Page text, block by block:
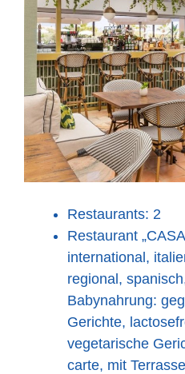
Restaurants: 2
Restaurant
international,
regional,
Babynahrung:
Gerichte,
vegetarische
carte, mit